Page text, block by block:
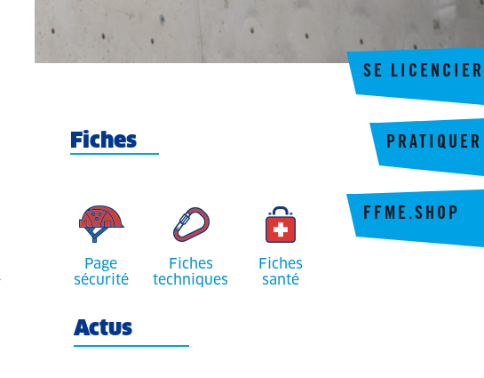
SE LICENCIER
FFME.SHOP
PRATIQUER
Fiches
Page
sécurité
Fiches
techniques
Fiches
santé
Actus